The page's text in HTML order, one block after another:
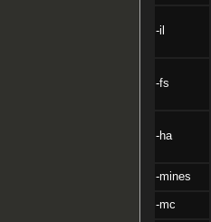
-il
-fs
-ha
-mines
-mc